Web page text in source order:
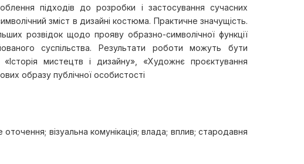
підходів до розробки і застосування сучасних
зміст в дизайні костюма. Практичне значущість.
розвідок щодо прояву образно-символічної функції
суспільства. Результати роботи можуть бути
мистецтв і дизайну», «Художнє проєктування
образу публічної особистості
візуальна комунікація; влада; вплив; стародавня